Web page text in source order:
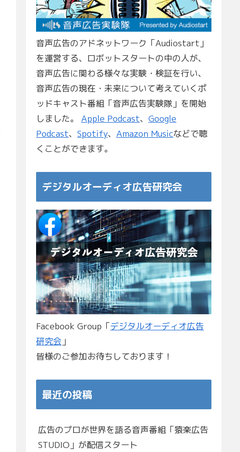
音声広告のアドネットワーク「Audiostart」
を運営する、ロボットスタートの中の人が、
音声広告に関わる様々な実験・検証を行い、
音声広告の現在・未来について考えていくポ
ッドキャスト番組「音声広告実験隊」を開始
しました。 Apple Podcast、 Google
Podcast、 Spotify、 Amazon Musicなどで聴
くことができます。
デジタルオーディオ広告研究会
Facebook Group「デジタルオーディオ広告
研究会 」
皆様のご参加お待ちしております！
最近の投稿
広告のプロが世界を語る音声番組「猿楽広告
STUDIO」が配信スタート